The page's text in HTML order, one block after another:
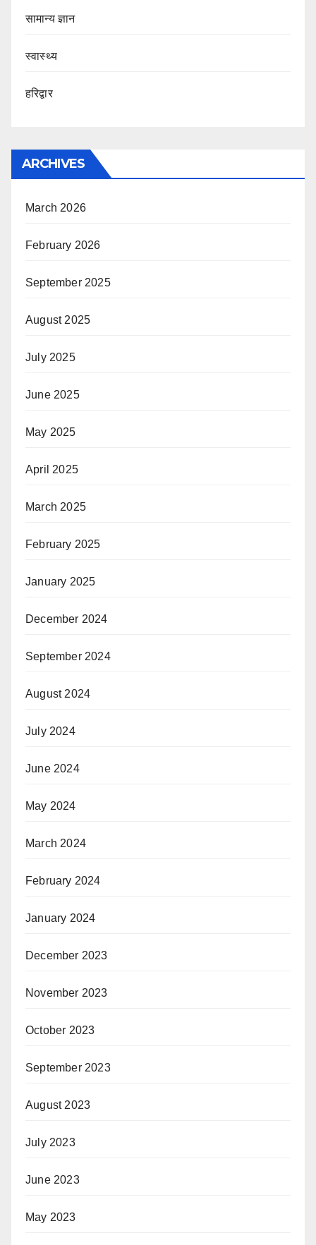
सामान्य ज्ञान
स्वास्थ्य
हरिद्वार
ARCHIVES
March 2026
February 2026
September 2025
August 2025
July 2025
June 2025
May 2025
April 2025
March 2025
February 2025
January 2025
December 2024
September 2024
August 2024
July 2024
June 2024
May 2024
March 2024
February 2024
January 2024
December 2023
November 2023
October 2023
September 2023
August 2023
July 2023
June 2023
May 2023